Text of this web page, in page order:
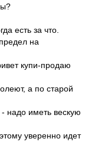
есть за что.
на
купи-продаю
а по старой
надо иметь вескую
уверенно идет